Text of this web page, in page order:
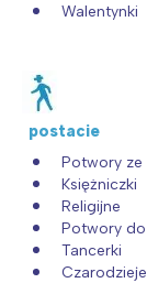
Walentynki
postacie
Potwory ze
Księżniczki
Religijne
Potwory
Tancerki
Czarodzieje